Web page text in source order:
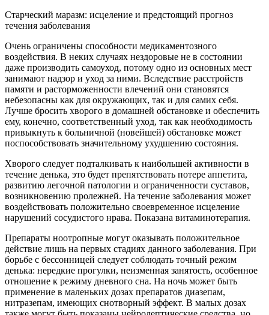
Старческий маразм: исцеление и предстоящий прогноз
течения заболевания
Очень ограничены способности медикаментозного
воздействия. В неких случаях нездоровые не в состоянии
даже производить самоуход, потому одно из основных мест
занимают надзор и уход за ними. Вследствие расстройств
памяти и расторможенности влечений они становятся
небезопасны как для окружающих, так и для самих себя.
Лучше бросить хворого в домашней обстановке и обеспечить
ему, конечно, соответственный уход, так как необходимость
привыкнуть к больничной (новейшей) обстановке может
поспособствовать значительному ухудшению состояния.
Хворого следует подталкивать к наибольшей активности в
течение денька, это будет препятствовать потере аппетита,
развитию легочной патологии и ограниченности суставов,
возникновению пролежней. На течение заболевания может
воздействовать положительно своевременное исцеление
нарушений сосудистого нрава. Показана витаминотерапия.
Препараты ноотропные могут оказывать положительное
действие лишь на первых стадиях данного заболевания. При
борьбе с бессонницей следует соблюдать точный режим
денька: нередкие прогулки, неизменная занятость, особенное
отношение к режиму дневного сна. На ночь может быть
применение в маленьких дозах препаратов диазепам,
нитразепам, имеющих снотворный эффект. В малых дозах